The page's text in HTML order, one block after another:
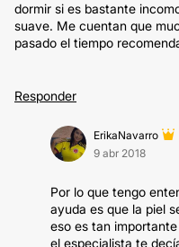
dormir si es bastante
suave. Me cuentan que
pasado el tiempo
Responder
ErikaNavarro
9 abr 2018
Por lo que tengo
ayuda es que la piel
eso es tan
el especialista te